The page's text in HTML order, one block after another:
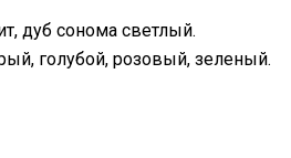
дуб сонома светлый.
голубой, розовый, зеленый.